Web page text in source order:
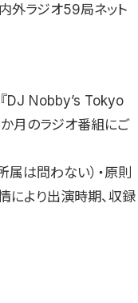
外ラジオ59局ネット
DJ Nobby’s Tokyo
月のラジオ番組にご
は問わない）・原則
により出演時期、収録